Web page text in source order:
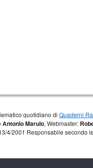
quotidiano di Quaderni
Antonio Marulo, Webmaster:
4/2001 Responsabile secondo